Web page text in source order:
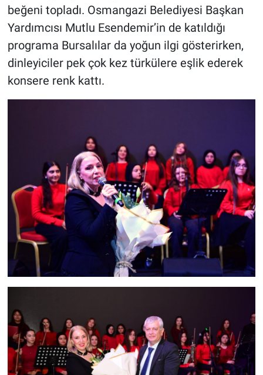
beğeni topladı. Osmangazi Belediyesi Başkan
Yardımcısı Mutlu Esendemir’in de katıldığı
programa Bursalılar da yoğun ilgi gösterirken,
dinleyiciler pek çok kez türkülere eşlik ederek
konsere renk kattı.